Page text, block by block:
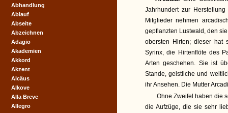
Jahrhundert zur
Mitglieder nehmen
gepflanzten Lustwald, den
obersten Hirten; dieser hat
Syrinx, die Hirtenflöte des
Arten geschehen. Sie ist
Stande, geistliche und
ihr Ansehen. Die Mutter
Ohne Zweifel haben die
die Aufzüge, die sie sehr
Abhandlung
Ablauf
Abseite
Abzeichnen
Adagio
Akademien
Akkord
Akzent
Alcäus
Alkove
Alla Breve
Allegro